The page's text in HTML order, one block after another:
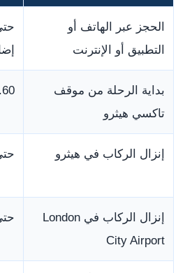
الحجز عبر الهاتف أو
التطبيق أو الإنترنت
بداية الرحلة من موقف
تاكسي هيثرو
1.60 جنيه
إنزال الركاب في هيثرو حتى 6
إنزال الركاب في London
City Airport
حتى 6